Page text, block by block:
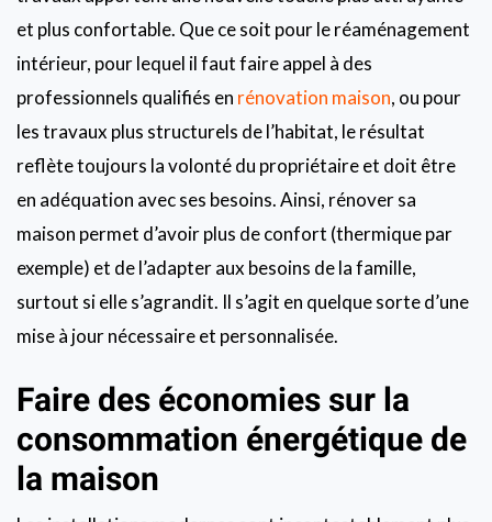
et plus confortable. Que ce soit pour le réaménagement
intérieur, pour lequel il faut faire appel à des
professionnels qualifiés en rénovation maison, ou pour
les travaux plus structurels de l’habitat, le résultat
reflète toujours la volonté du propriétaire et doit être
en adéquation avec ses besoins. Ainsi, rénover sa
maison permet d’avoir plus de confort (thermique par
exemple) et de l’adapter aux besoins de la famille,
surtout si elle s’agrandit. Il s’agit en quelque sorte d’une
mise à jour nécessaire et personnalisée.
Faire des économies sur la
consommation énergétique de
la maison